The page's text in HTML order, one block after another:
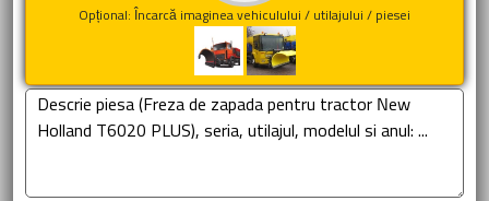
Opțional: Încarcă imaginea vehiculului / utilajului / piesei